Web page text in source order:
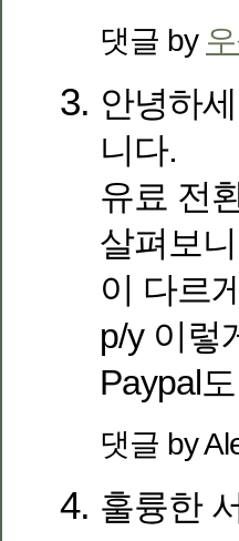
댓글 by
안녕하
니다.
유료 전
살펴보
이 다르
p/y 이렇
Paypal
댓글 by
훌륭한